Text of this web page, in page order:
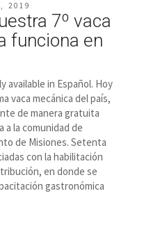
2019
7º vaca
funciona en
available in Español. Hoy
vaca mecánica del país,
de manera gratuita
a la comunidad de
de Misiones. Setenta
con la habilitación
en donde se
gastronómica